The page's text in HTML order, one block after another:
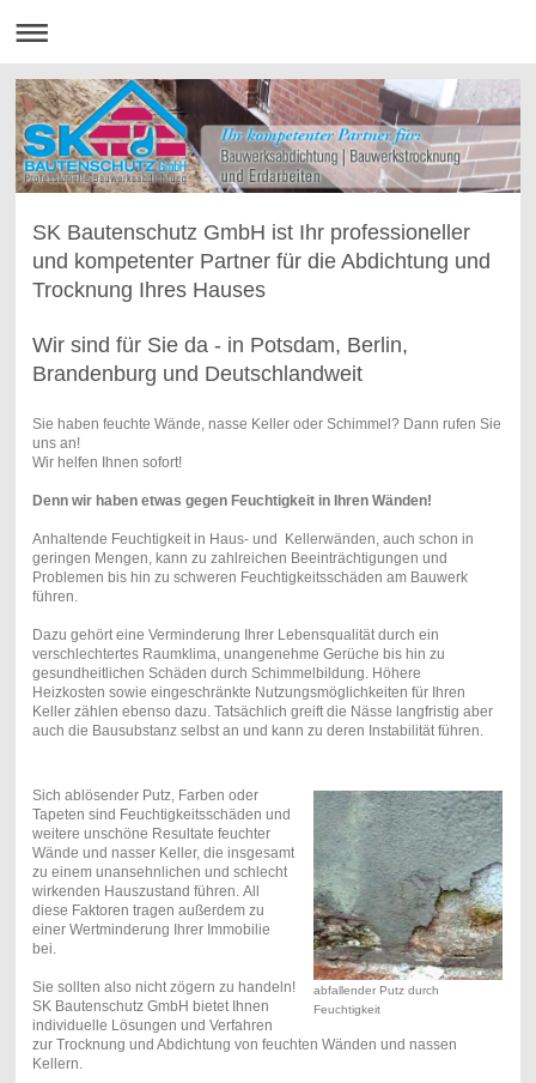
SK Bautenschutz GmbH ist Ihr professioneller
und kompetenter Partner für die Abdichtung und
Trocknung Ihres Hauses
Wir sind für Sie da - in Potsdam, Berlin,
Brandenburg und Deutschlandweit
Sie haben feuchte Wände, nasse Keller oder Schimmel? Dann rufen Sie
uns an!
Wir helfen Ihnen sofort!
Denn wir haben etwas gegen Feuchtigkeit in Ihren Wänden!
Anhaltende Feuchtigkeit in Haus- und Kellerwänden, auch schon in
geringen Mengen, kann zu zahlreichen Beeinträchtigungen und
Problemen bis hin zu schweren Feuchtigkeitsschäden am Bauwerk
führen.
Dazu gehört eine Verminderung Ihrer Lebensqualität durch ein
verschlechtertes Raumklima, unangenehme Gerüche bis hin zu
gesundheitlichen Schäden durch Schimmelbildung. Höhere
Heizkosten sowie eingeschränkte Nutzungsmöglichkeiten für Ihren
Keller zählen ebenso dazu. Tatsächlich greift die Nässe langfristig aber
auch die Bausubstanz selbst an und kann zu deren Instabilität führen.
abfallender Putz durch
Feuchtigkeit
Sich ablösender Putz, Farben oder
Tapeten sind Feuchtigkeitsschäden und
weitere unschöne Resultate feuchter
Wände und nasser Keller, die insgesamt
zu einem unansehnlichen und schlecht
wirkenden Hauszustand führen. All
diese Faktoren tragen außerdem zu
einer Wertminderung Ihrer Immobilie
bei.
Sie sollten also nicht zögern zu handeln!
SK Bautenschutz GmbH bietet Ihnen
individuelle Lösungen und Verfahren
zur Trocknung und Abdichtung von feuchten Wänden und nassen
Kellern.